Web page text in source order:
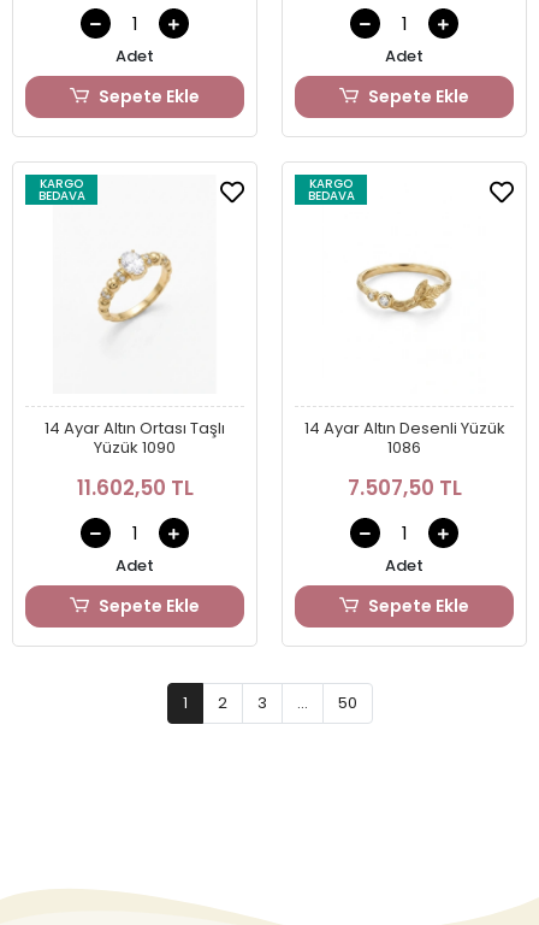
Adet
Sepete Ekle
Adet
Sepete Ekle
KARGO
BEDAVA
14 Ayar Altın Ortası Taşlı
Yüzük 1090
11.602,50 TL
Adet
Sepete Ekle
KARGO
BEDAVA
14 Ayar Altın Desenli Yüzük
1086
7.507,50 TL
Adet
Sepete Ekle
1 2 3 ... 50